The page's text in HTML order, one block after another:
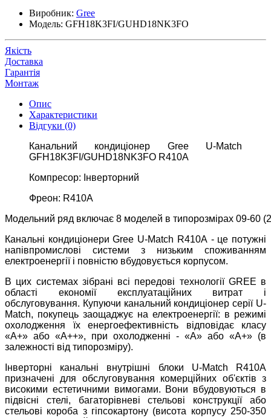
Виробник: Gree
Модель: GFH18K3FI/GUHD18NK3FO
Якість
Доставка
Гарантія
Монтаж
Опис
Характеристики
Відгуки (0)
Канальний кондиціонер Gree U-Match
GFH18K3FI/GUHD18NK3FO R410A
Компресор: Інверторний
Фреон: R410A
Модельний ряд включає 8 моделей в типорозмірах 09-60
Канальні кондиціонери Gree U-Match R410А - це потужні
напівпромислові системи з низьким споживанням
електроенергії і повністю вбудовується корпусом.
В цих системах зібрані всі передові технології GREE в
області економії експлуатаційних витрат і
обслуговування. Купуючи канальний кондиціонер серії U-
Match, покупець заощаджує на електроенергії: в режимі
охолодження їх енергоефективність відповідає класу
«А+» або «А++», при охолодженні - «А» або «А+» (в
залежності від типорозміру).
Інверторні канальні внутрішні блоки U-Match R410А
призначені для обслуговування комерційних об'єктів з
високими естетичними вимогами. Вони вбудовуються в
підвісні стелі, багаторівневі стельові конструкції або
стельові короба з гіпсокартону (висота корпусу 250-350